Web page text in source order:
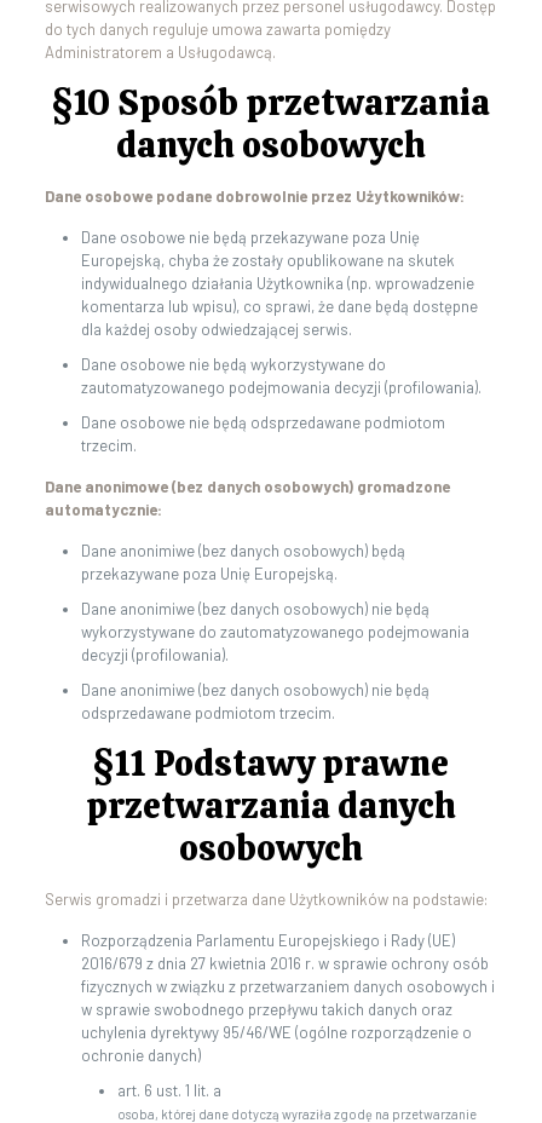
serwisowych realizowanych przez personel usługodawcy. Dostęp
do tych danych reguluje umowa zawarta pomiędzy
Administratorem a Usługodawcą.
§10 Sposób przetwarzania
danych osobowych
Dane osobowe podane dobrowolnie przez Użytkowników:
Dane osobowe nie będą przekazywane poza Unię
Europejską, chyba że zostały opublikowane na skutek
indywidualnego działania Użytkownika (np. wprowadzenie
komentarza lub wpisu), co sprawi, że dane będą dostępne
dla każdej osoby odwiedzającej serwis.
Dane osobowe nie będą wykorzystywane do
zautomatyzowanego podejmowania decyzji (profilowania).
Dane osobowe nie będą odsprzedawane podmiotom
trzecim.
Dane anonimowe (bez danych osobowych) gromadzone
automatycznie:
Dane anonimiwe (bez danych osobowych) będą
przekazywane poza Unię Europejską.
Dane anonimiwe (bez danych osobowych) nie będą
wykorzystywane do zautomatyzowanego podejmowania
decyzji (profilowania).
Dane anonimiwe (bez danych osobowych) nie będą
odsprzedawane podmiotom trzecim.
§11 Podstawy prawne
przetwarzania danych
osobowych
Serwis gromadzi i przetwarza dane Użytkowników na podstawie:
Rozporządzenia Parlamentu Europejskiego i Rady (UE)
2016/679 z dnia 27 kwietnia 2016 r. w sprawie ochrony osób
fizycznych w związku z przetwarzaniem danych osobowych i
w sprawie swobodnego przepływu takich danych oraz
uchylenia dyrektywy 95/46/WE (ogólne rozporządzenie o
ochronie danych)
art. 6 ust. 1 lit. a
osoba, której dane dotyczą wyraziła zgodę na przetwarzanie